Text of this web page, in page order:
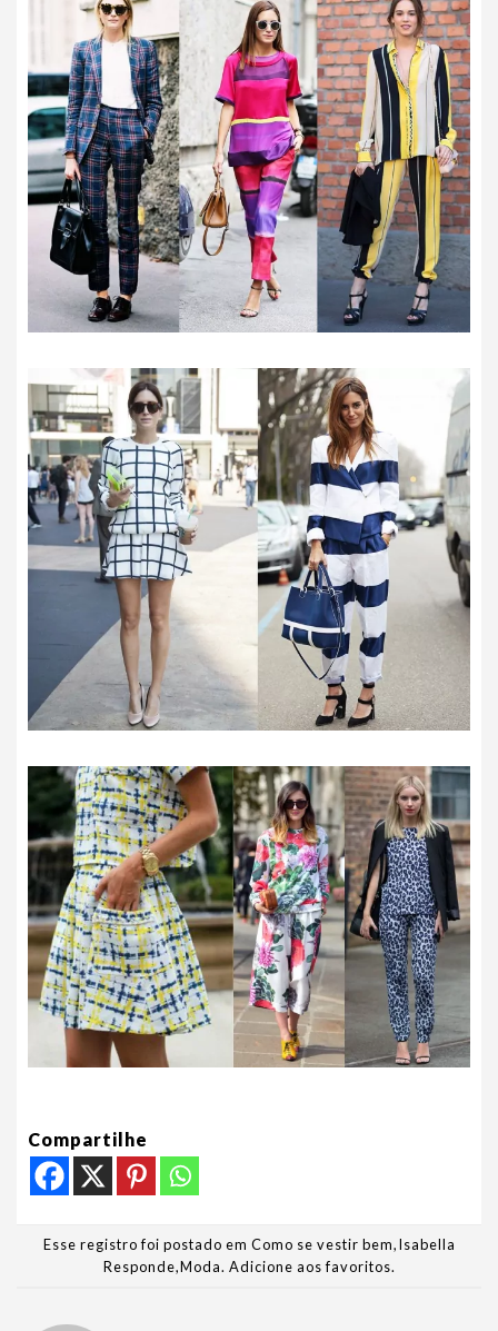
Compartilhe
Esse registro foi postado em Como se vestir bem,Isabella
Responde,Moda. Adicione aos favoritos.